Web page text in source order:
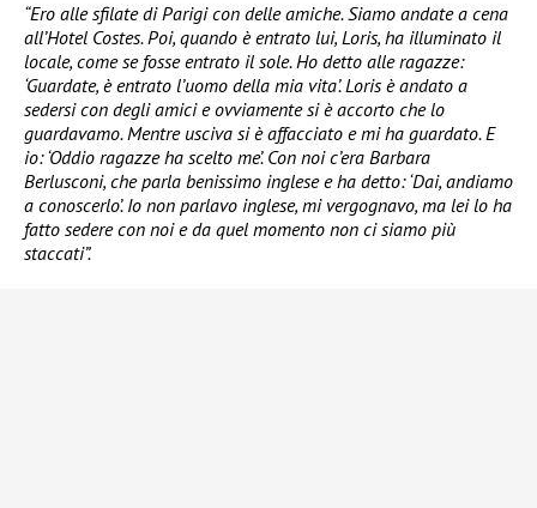
“Ero alle sfilate di Parigi con delle amiche. Siamo andate a cena
all’Hotel Costes. Poi, quando è entrato lui, Loris, ha illuminato il
locale, come se fosse entrato il sole. Ho detto alle ragazze:
‘Guardate, è entrato l’uomo della mia vita’. Loris è andato a
sedersi con degli amici e ovviamente si è accorto che lo
guardavamo. Mentre usciva si è affacciato e mi ha guardato. E
io: ‘Oddio ragazze ha scelto me’. Con noi c’era Barbara
Berlusconi, che parla benissimo inglese e ha detto: ‘Dai, andiamo
a conoscerlo’. Io non parlavo inglese, mi vergognavo, ma lei lo ha
fatto sedere con noi e da quel momento non ci siamo più
staccati”.